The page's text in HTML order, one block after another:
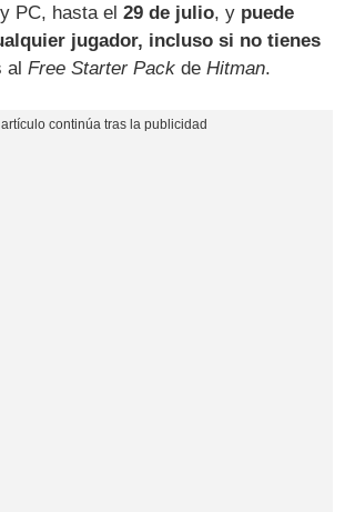
PC, hasta el29 de julio, y puede
jugador, incluso si no tienes
alFree Starter Pack deHitman.